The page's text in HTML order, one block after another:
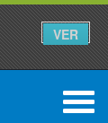
VER
0